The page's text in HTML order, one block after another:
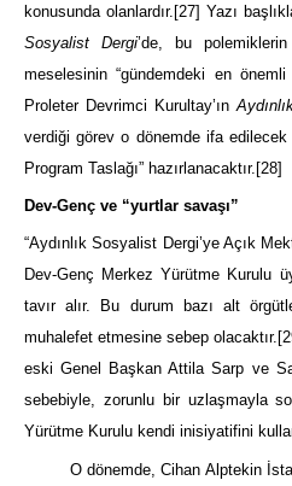
konusunda olanlardır. [27] Yazı
Sosyalist Dergi’de, bu polemiklerin
meselesinin “gündemdeki en önemli
Proleter Devrimci Kurultay’ın
verdiği görev o dönemde ifa
Program Taslağı” hazırlanacaktır. [28]
Dev-Genç ve “yurtlar savaşı”
“Aydınlık Sosyalist Dergi’ye Açık
Dev-Genç Merkez Yürütme Kurulu
tavır alır. Bu durum bazı alt
muhalefet etmesine sebep olacaktır.
eski Genel Başkan Attila Sarp ve
sebebiyle, zorunlu bir uzlaşmayla
Yürütme Kurulu kendi inisiyatifini
O dönemde, Cihan Alptekin